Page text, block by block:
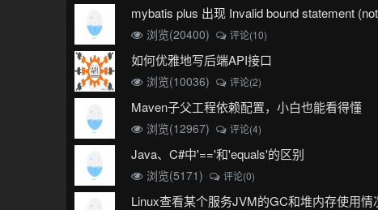
浏览(20400)
评论(10)
如何优雅地写后端API接口
浏览(10036) 评论(2)
Maven子父工程依赖配置，小白也能看得懂
浏览(12967) 评论(4)
Java、C#中'=='和'equals'的区别
浏览(5171) 评论(0)
Linux查看某个服务JVM的GC和堆内存使用情